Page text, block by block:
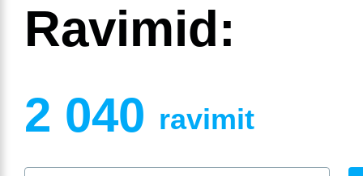
Ravimid:
2 040 ravimit